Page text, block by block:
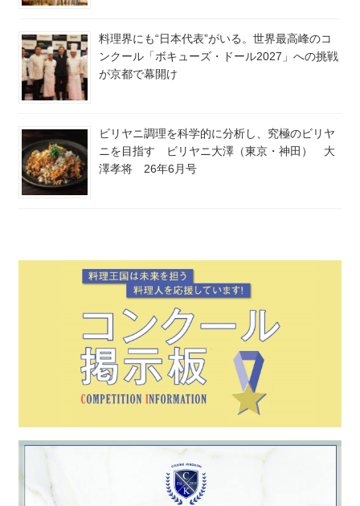
料理界にも“日本代表”がいる。世界最高峰のコ
ンクール「ボキューズ・ドール2027」への挑戦
が京都で幕開け
ビリヤニ調理を科学的に分析し、究極のビリヤ
ニを目指す ビリヤニ大澤（東京・神田） 大
澤孝将 26年6月号